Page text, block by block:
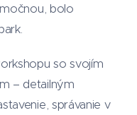
bolo
so svojím
– detailným
správanie v